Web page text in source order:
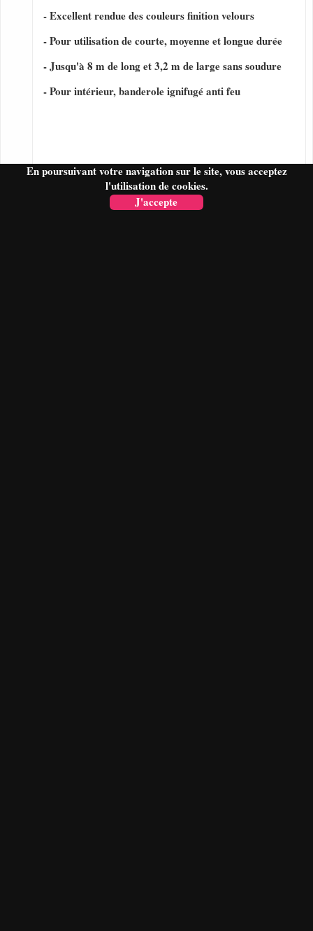
En poursuivant votre navigation sur le site, vous acceptez
l'utilisation de cookies.
J'accepte
- Excellent rendue des couleurs finition velours
- Pour utilisation de courte, moyenne et longue durée
- Jusqu'à 8 m de long et 3,2 m de large sans soudure
- Pour intérieur, banderole ignifugé anti feu